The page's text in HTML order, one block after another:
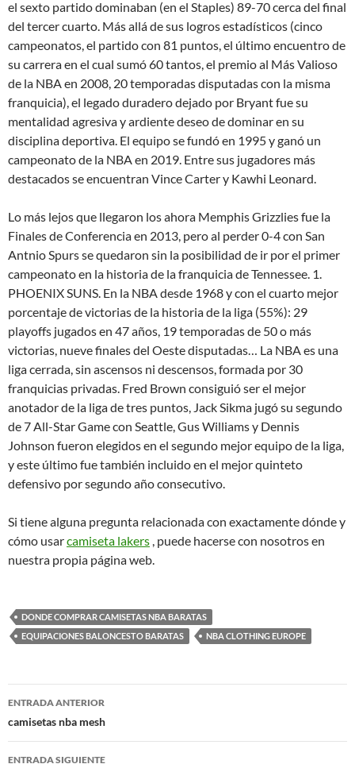
el sexto partido dominaban (en el Staples) 89-70 cerca del final
del tercer cuarto. Más allá de sus logros estadísticos (cinco
campeonatos, el partido con 81 puntos, el último encuentro de
su carrera en el cual sumó 60 tantos, el premio al Más Valioso
de la NBA en 2008, 20 temporadas disputadas con la misma
franquicia), el legado duradero dejado por Bryant fue su
mentalidad agresiva y ardiente deseo de dominar en su
disciplina deportiva. El equipo se fundó en 1995 y ganó un
campeonato de la NBA en 2019. Entre sus jugadores más
destacados se encuentran Vince Carter y Kawhi Leonard.
Lo más lejos que llegaron los ahora Memphis Grizzlies fue la
Finales de Conferencia en 2013, pero al perder 0-4 con San
Antnio Spurs se quedaron sin la posibilidad de ir por el primer
campeonato en la historia de la franquicia de Tennessee. 1.
PHOENIX SUNS. En la NBA desde 1968 y con el cuarto mejor
porcentaje de victorias de la historia de la liga (55%): 29
playoffs jugados en 47 años, 19 temporadas de 50 o más
victorias, nueve finales del Oeste disputadas… La NBA es una
liga cerrada, sin ascensos ni descensos, formada por 30
franquicias privadas. Fred Brown consiguió ser el mejor
anotador de la liga de tres puntos, Jack Sikma jugó su segundo
de 7 All-Star Game con Seattle, Gus Williams y Dennis
Johnson fueron elegidos en el segundo mejor equipo de la liga,
y este último fue también incluido en el mejor quinteto
defensivo por segundo año consecutivo.
Si tiene alguna pregunta relacionada con exactamente dónde y
cómo usarcamiseta lakers , puede hacerse con nosotros en
nuestra propia página web.
DONDE COMPRAR CAMISETAS NBA BARATAS
EQUIPACIONES BALONCESTO BARATAS
NBA CLOTHING EUROPE
Navegación
de
entradas
ENTRADA ANTERIOR
camisetas nba mesh
ENTRADA SIGUIENTE